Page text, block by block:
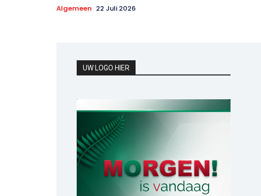
Algemeen 22 Juli 2026
UW LOGO HIER